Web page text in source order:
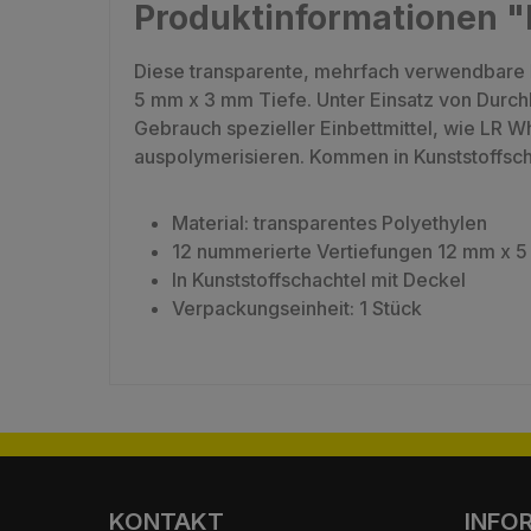
Produktinformationen
Diese transparente, mehrfach
5 mm x 3 mm Tiefe. Unter Einsatz von
Gebrauch spezieller Einbettmittel, wie LR
auspolymerisieren. Kommen in
Material: transparentes Polyethylen
12 nummerierte Vertiefungen 12 mm x
In Kunststoffschachtel mit Deckel
Verpackungseinheit: 1 Stück
KONTAKT